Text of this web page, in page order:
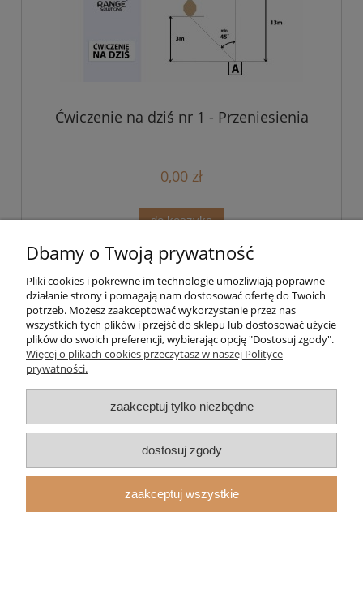
Ćwiczenie na dziś nr 1 - Przeniesienia
0,00 zł
do koszyka
Ćwiczenie na dziś nr 2 - Dobieg
Dbamy o Twoją prywatność
Pliki cookies i pokrewne im technologie umożliwiają poprawne
działanie strony i pomagają nam dostosować ofertę do Twoich
potrzeb. Możesz zaakceptować wykorzystanie przez nas
wszystkich tych plików i przejść do sklepu lub dostosować użycie
plików do swoich preferencji, wybierając opcję "Dostosuj zgody".
Więcej o plikach cookies przeczytasz w naszej Polityce
prywatności.
zaakceptuj tylko niezbędne
dostosuj zgody
zaakceptuj wszystkie